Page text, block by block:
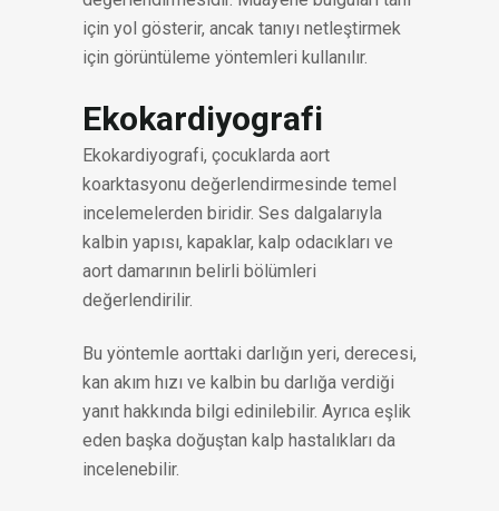
için yol gösterir, ancak tanıyı netleştirmek
için görüntüleme yöntemleri kullanılır.
Ekokardiyografi
Ekokardiyografi, çocuklarda aort
koarktasyonu değerlendirmesinde temel
incelemelerden biridir. Ses dalgalarıyla
kalbin yapısı, kapaklar, kalp odacıkları ve
aort damarının belirli bölümleri
değerlendirilir.
Bu yöntemle aorttaki darlığın yeri, derecesi,
kan akım hızı ve kalbin bu darlığa verdiği
yanıt hakkında bilgi edinilebilir. Ayrıca eşlik
eden başka doğuştan kalp hastalıkları da
incelenebilir.